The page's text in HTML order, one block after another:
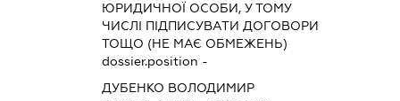
ЮРИДИЧНОЇ ОСОБИ, У ТОМУ
ЧИСЛІ ПІДПИСУВАТИ ДОГОВОРИ
ТОЩО (НЕ МАЄ ОБМЕЖЕНЬ)
dossier.position -
ДУБЕНКО ВОЛОДИМИР